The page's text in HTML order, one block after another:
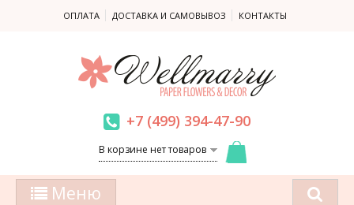
ОПЛАТА ДОСТАВКА И САМОВЫВОЗ КОНТАКТЫ
+7 (499) 394-47-90
В корзине нет товаров
Меню